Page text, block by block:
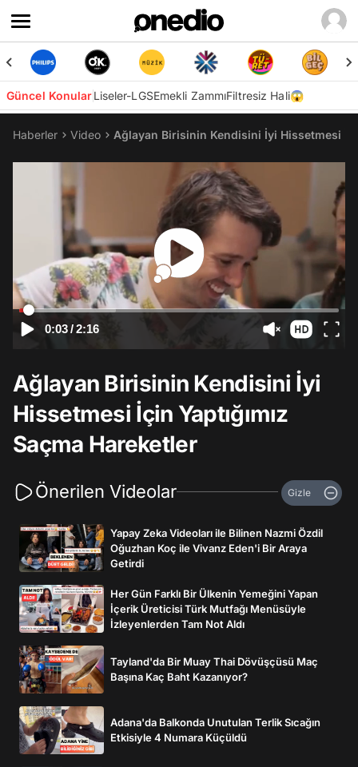
Güncel KonularLiseler-LGSEmekli ZammıFiltresiz Hali😱
Haberler Video Ağlayan Birisinin Kendisini İyi Hissetmesi
0:03/2:16
Ağlayan Birisinin Kendisini İyi
Hissetmesi İçin Yaptığımız
Saçma Hareketler
Önerilen Videolar Gizle
Yapay Zeka Videoları ile Bilinen Nazmi Özdil
Oğuzhan Koç ile Vivanz Eden'i Bir Araya
Getirdi
Her Gün Farklı Bir Ülkenin Yemeğini Yapan
İçerik Üreticisi Türk Mutfağı Menüsüyle
İzleyenlerden Tam Not Aldı
Tayland'da Bir Muay Thai Dövüşçüsü Maç
Başına Kaç Baht Kazanıyor?
Adana'da Balkonda Unutulan Terlik Sıcağın
Etkisiyle 4 Numara Küçüldü